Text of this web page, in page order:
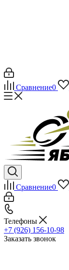
Сравнение0
Сравнение0
Телефоны
+7 (926) 156-10-98
Заказать звонок